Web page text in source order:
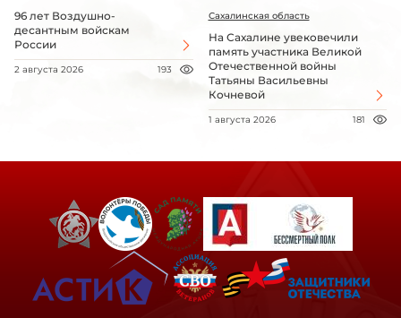
96 лет Воздушно-
десантным войскам
России
2 августа 2026 193
Сахалинская область
На Сахалине увековечили
память участника Великой
Отечественной войны
Татьяны Васильевны
Кочневой
1 августа 2026 181